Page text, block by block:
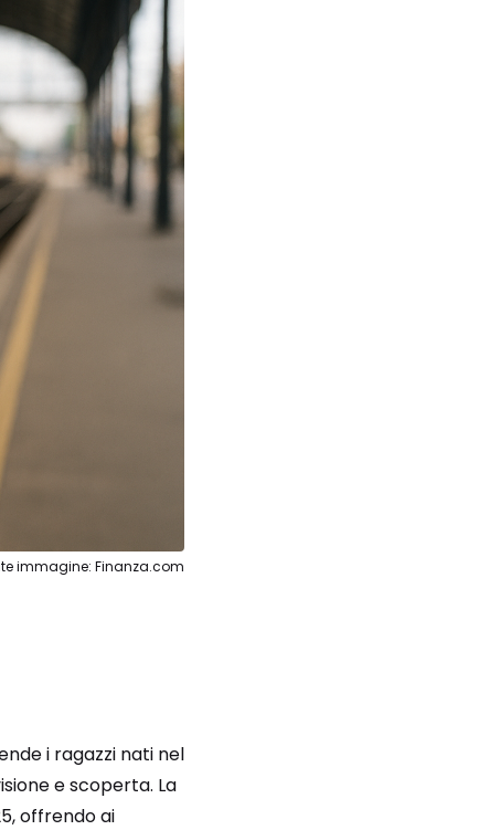
immagine: Finanza.com
i ragazzi nati nel
e scoperta. La
offrendo ai